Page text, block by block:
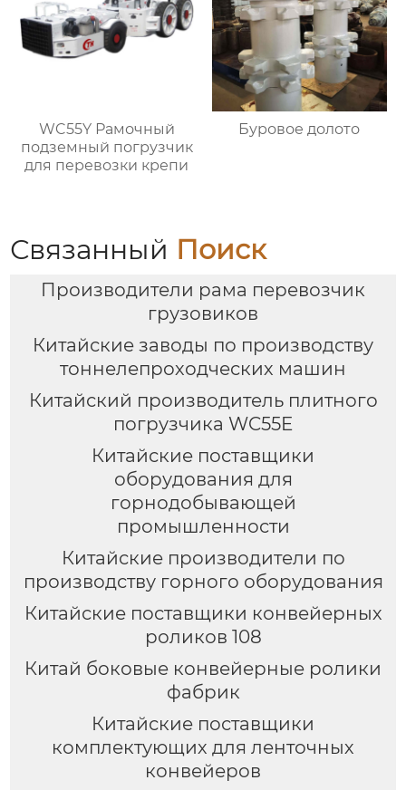
WC55Y Рамочный
подземный погрузчик
для перевозки крепи
Буровое долото
Связанный Поиск
Производители рама перевозчик
грузовиков
Китайские заводы по производству
тоннелепроходческих машин
Китайский производитель плитного
погрузчика WC55E
Китайские поставщики
оборудования для
горнодобывающей
промышленности
Китайские производители по
производству горного оборудования
Китайские поставщики конвейерных
роликов 108
Китай боковые конвейерные ролики
фабрик
Китайские поставщики
комплектующих для ленточных
конвейеров